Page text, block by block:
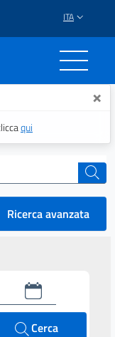
ITA
×
qui
cerca
Ricerca avanzata
Cerca